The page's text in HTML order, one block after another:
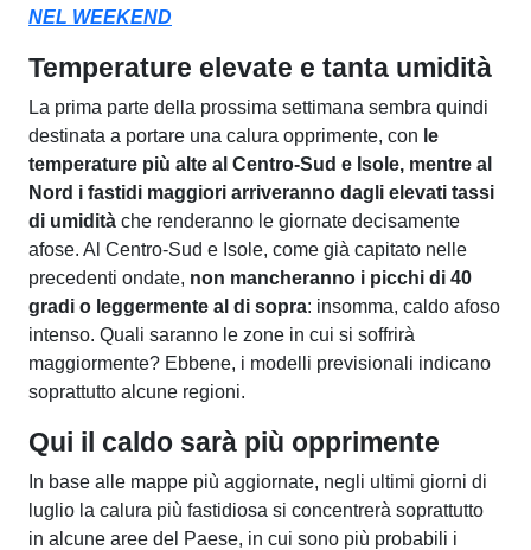
NEL WEEKEND
Temperature elevate e tanta umidità
La prima parte della prossima settimana sembra quindi
destinata a portare una calura opprimente, con le
temperature più alte al Centro-Sud e Isole, mentre al
Nord i fastidi maggiori arriveranno dagli elevati tassi
di umidità che renderanno le giornate decisamente
afose. Al Centro-Sud e Isole, come già capitato nelle
precedenti ondate, non mancheranno i picchi di 40
gradi o leggermente al di sopra: insomma, caldo afoso
intenso. Quali saranno le zone in cui si soffrirà
maggiormente? Ebbene, i modelli previsionali indicano
soprattutto alcune regioni.
Qui il caldo sarà più opprimente
In base alle mappe più aggiornate, negli ultimi giorni di
luglio la calura più fastidiosa si concentrerà soprattutto
in alcune aree del Paese, in cui sono più probabili i